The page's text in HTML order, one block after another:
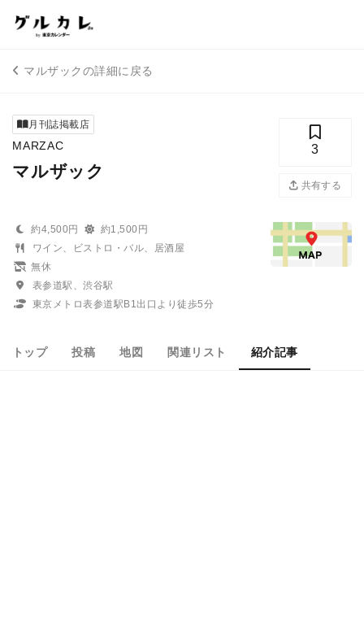
マルザックの詳細に戻る
月刊誌掲載店
MARZAC
マルザック
3
共有する
約4,500円
約1,500円
ワイン、ビストロ・バル、居酒屋
無休
表参道駅、渋谷駅
東京メトロ表参道駅B1出口より徒歩5分
トップ 投稿 地図 関連リスト 紹介記事